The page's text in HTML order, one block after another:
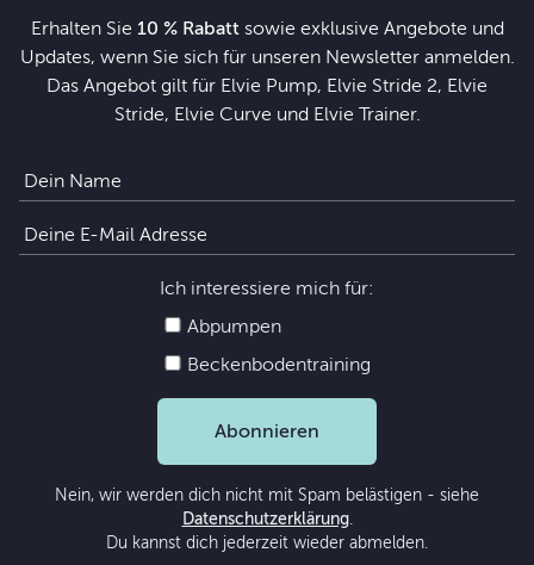
Erhalten Sie 10 % Rabattsowie exklusive Angebote und
Updates, wenn Sie sich für unseren Newsletter anmelden.
Das Angebot gilt für Elvie Pump, Elvie Stride 2, Elvie
Stride, Elvie Curve und Elvie Trainer.
Ich interessiere mich für:
Abpumpen
Beckenbodentraining
Abonnieren
Nein, wir werden dich nicht mit Spam belästigen - siehe
Datenschutzerklärung.
Du kannst dich jederzeit wieder abmelden.